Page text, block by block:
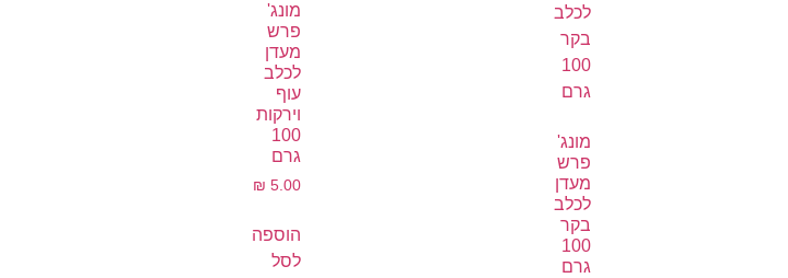
מונג'
פרש
מעדן
לכלב
בקר
100
גרם
מונג'
פרש
מעדן
לכלב
עוף
וירקות
100
גרם
₪ 5.00
הוספה
לסל